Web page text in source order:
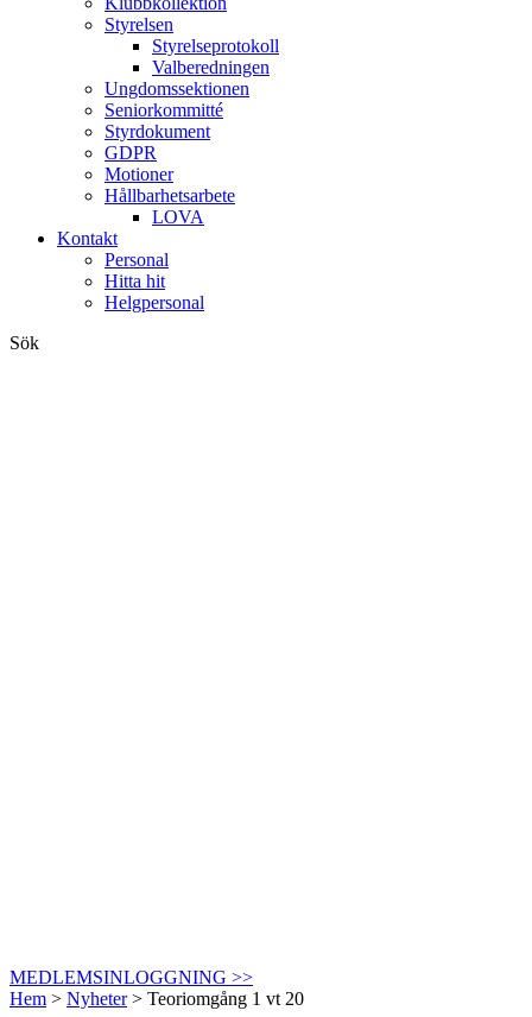
Styrelsen
Styrelseprotokoll
Valberedningen
Ungdomssektionen
Seniorkommitté
Styrdokument
GDPR
Motioner
Hållbarhetsarbete
LOVA
Kontakt
Personal
Hitta hit
Helgpersonal
Sök
MEDLEMSINLOGGNING >>
Hem > Nyheter> Teoriomgång 1 vt 20